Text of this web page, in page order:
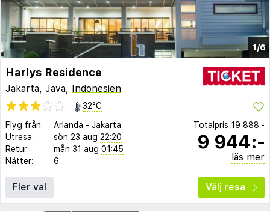
1/6
Harlys Residence
Jakarta, Java, Indonesien
32°C
Flyg från:
Arlanda - Jakarta
Utresa:
sön 23 aug 22:20
Retur:
mån 31 aug 01:45
Nätter:
6
Totalpris 19 888:-
9 944:-
läs mer
Fler val Välj resa